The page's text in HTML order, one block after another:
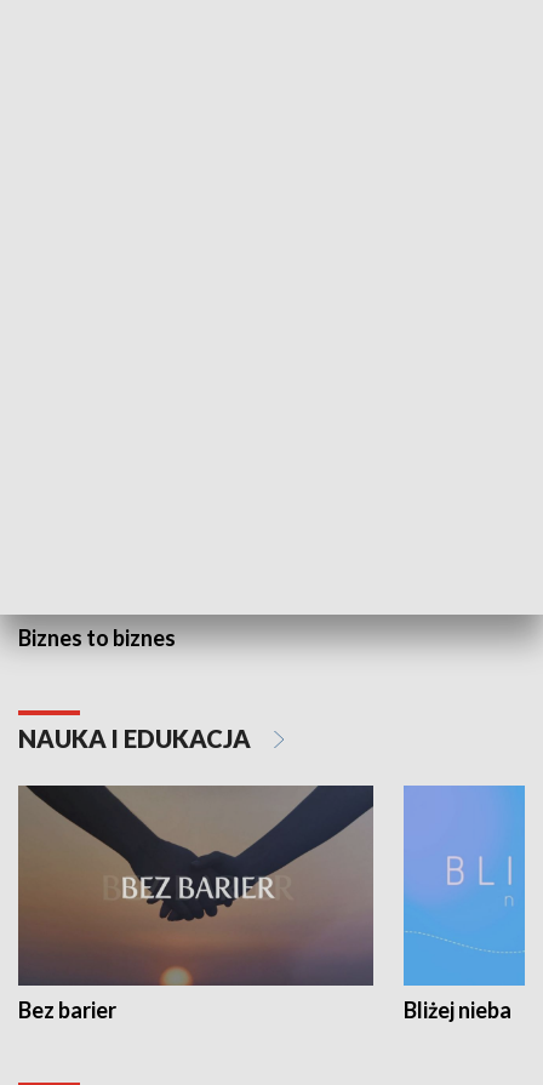
Biznes to biznes
NAUKA I EDUKACJA
Bez barier Bliżej nieba